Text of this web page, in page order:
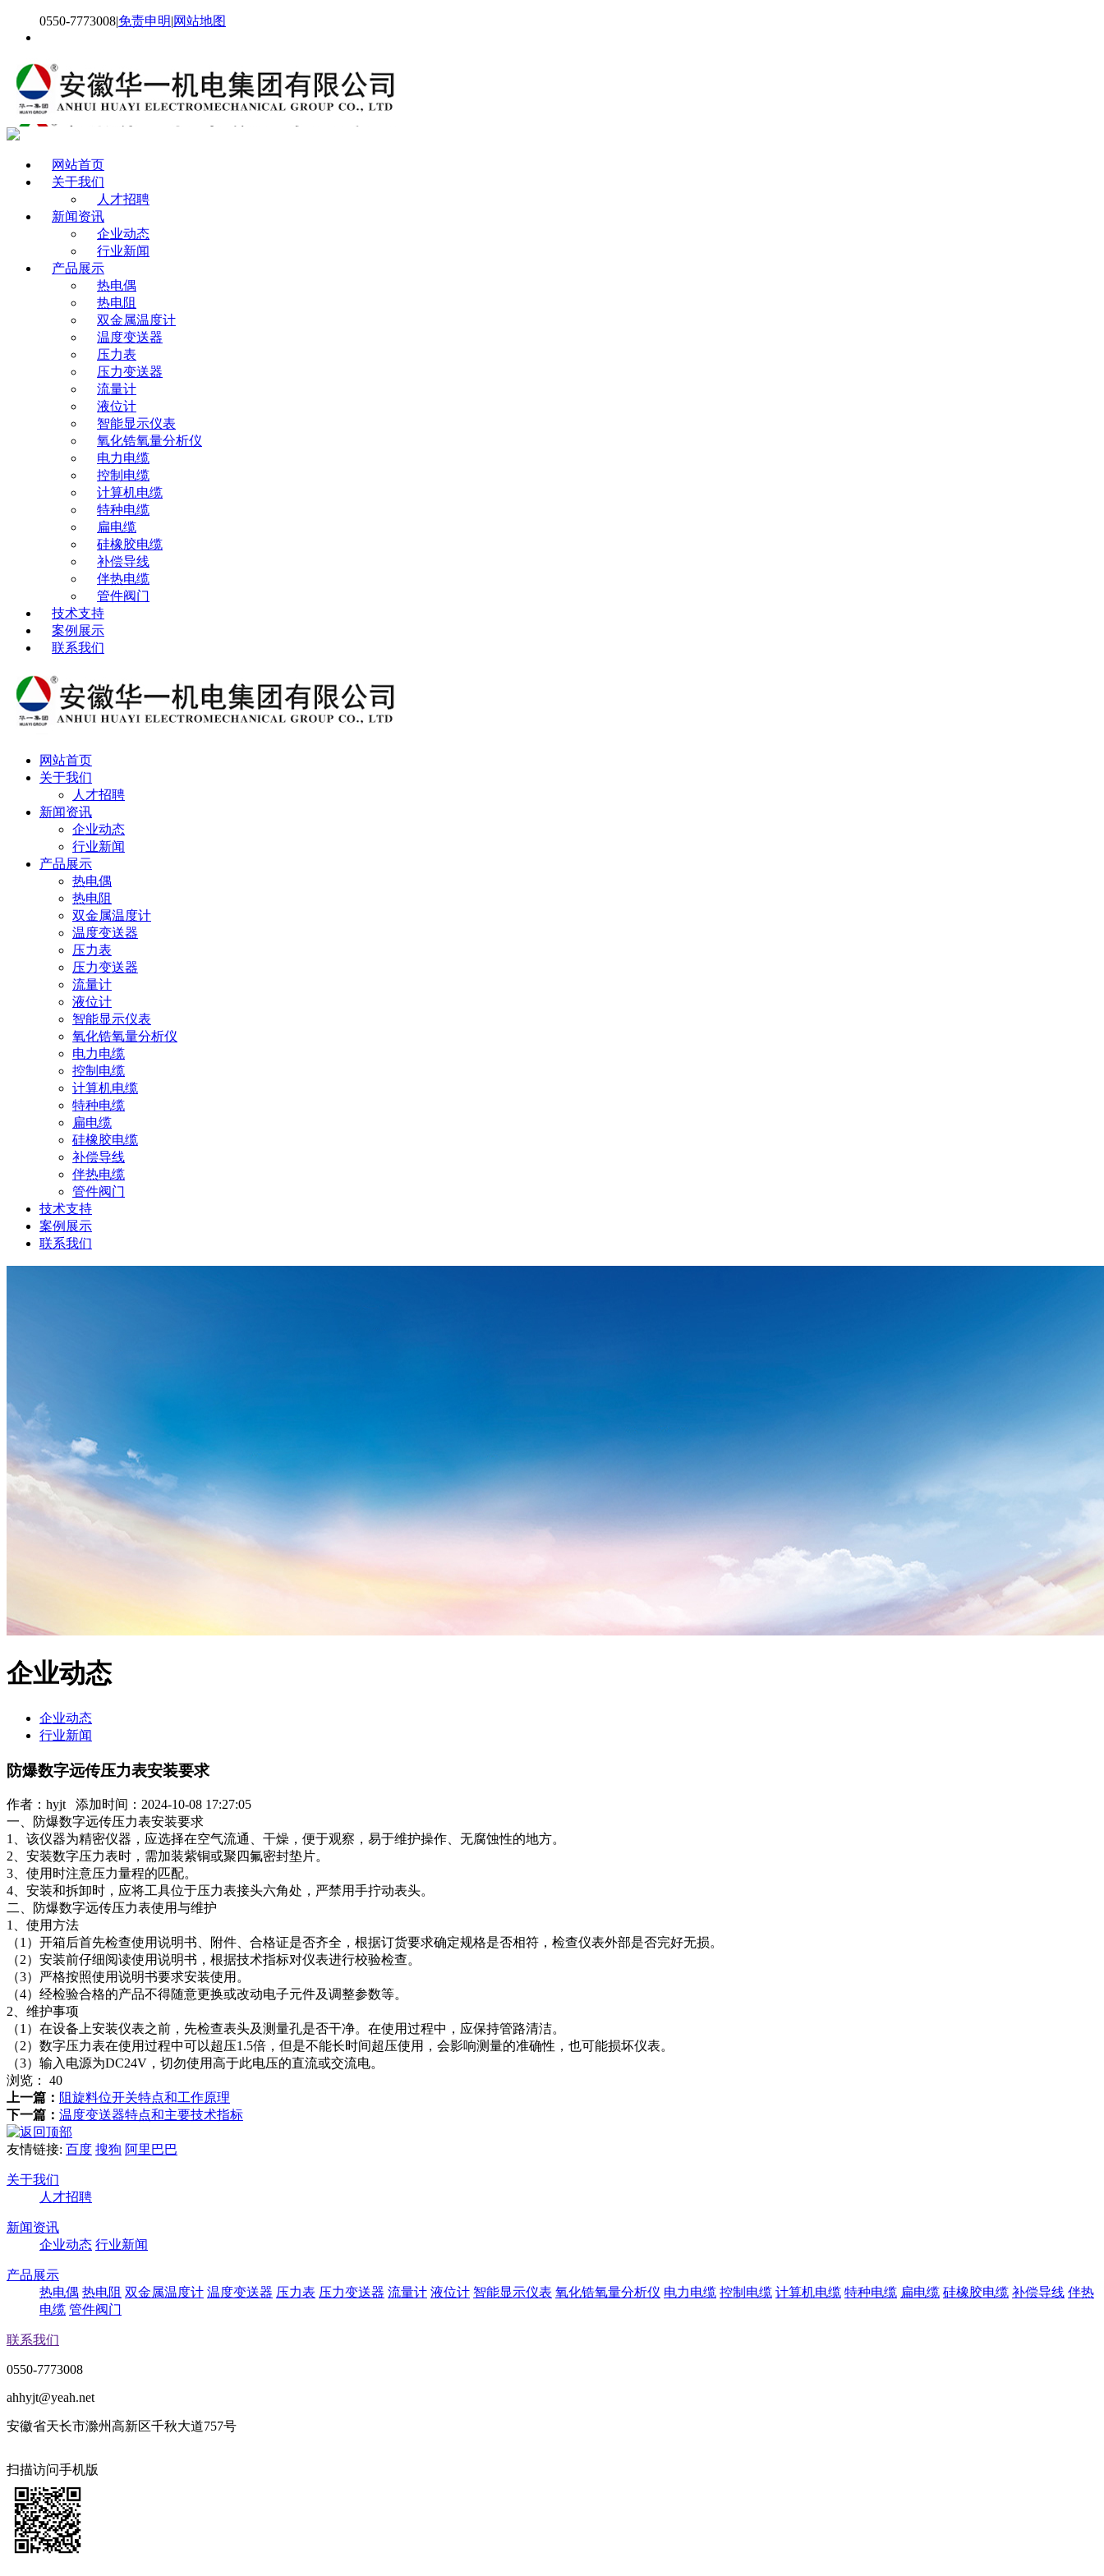
0550-7773008|免责申明|网站地图
网站首页
关于我们
人才招聘
新闻资讯
企业动态
行业新闻
产品展示
热电偶
热电阻
双金属温度计
温度变送器
压力表
压力变送器
流量计
液位计
智能显示仪表
氧化锆氧量分析仪
电力电缆
控制电缆
计算机电缆
特种电缆
扁电缆
硅橡胶电缆
补偿导线
伴热电缆
管件阀门
技术支持
案例展示
联系我们
网站首页
关于我们
人才招聘
新闻资讯
企业动态
行业新闻
产品展示
热电偶
热电阻
双金属温度计
温度变送器
压力表
压力变送器
流量计
液位计
智能显示仪表
氧化锆氧量分析仪
电力电缆
控制电缆
计算机电缆
特种电缆
扁电缆
硅橡胶电缆
补偿导线
伴热电缆
管件阀门
技术支持
案例展示
联系我们
企业动态
企业动态
行业新闻
防爆数字远传压力表安装要求
作者： hyjt 添加时间：2024-10-08 17:27:05
一、防爆数字远传压力表安装要求
1、该仪器为精密仪器，应选择在空气流通、干燥，便于观察，易于维护操作、无腐蚀性的地方。
2、安装数字压力表时，需加装紫铜或聚四氟密封垫片。
3、使用时注意压力量程的匹配。
4、安装和拆卸时，应将工具位于压力表接头六角处，严禁用手拧动表头。
二、防爆数字远传压力表使用与维护
1、使用方法
（1）开箱后首先检查使用说明书、附件、合格证是否齐全，根据订货要求确定规格是否相符，检查仪表外部是否完好无损。
（2）安装前仔细阅读使用说明书，根据技术指标对仪表进行校验检查。
（3）严格按照使用说明书要求安装使用。
（4）经检验合格的产品不得随意更换或改动电子元件及调整参数等。
2、维护事项
（1）在设备上安装仪表之前，先检查表头及测量孔是否干净。在使用过程中，应保持管路清洁。
（2）数字压力表在使用过程中可以超压1.5倍，但是不能长时间超压使用，会影响测量的准确性，也可能损坏仪表。
（3）输入电源为DC24V，切勿使用高于此电压的直流或交流电。
浏览： 40
上一篇： 阻旋料位开关特点和工作原理
下一篇： 温度变送器特点和主要技术指标
友情链接: 百度 搜狗 阿里巴巴
关于我们
人才招聘
新闻资讯
企业动态 行业新闻
产品展示
热电偶 热电阻 双金属温度计 温度变送器 压力表 压力变送器 流量计 液位计 智能显示仪表 氧化锆氧量分析仪 电力电缆 控制电缆 计算机电缆 特种电缆 扁电缆 硅橡胶电缆 补偿导线 伴热
电缆 管件阀门
联系我们
0550-7773008
ahhyjt@yeah.net
安徽省天长市滁州高新区千秋大道757号
扫描访问手机版